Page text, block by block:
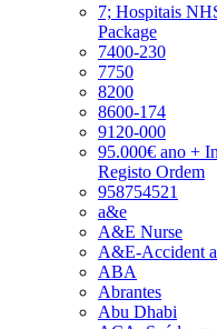
7; Hospitais
Package
7400-230
7750
8200
8600-174
9120-000
95.000€ ano +
Registo Ordem
958754521
a&e
A&E Nurse
A&E-Accident
ABA
Abrantes
Abu Dhabi